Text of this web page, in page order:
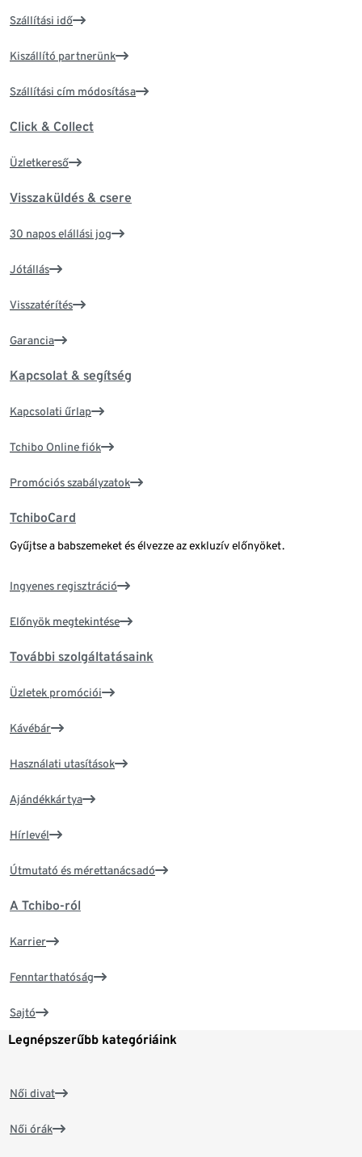
Szállítási idő
Kiszállító partnerünk
Szállítási cím módosítása
Click & Collect
Üzletkereső
Visszaküldés & csere
30 napos elállási jog
Jótállás
Visszatérítés
Garancia
Kapcsolat & segítség
Kapcsolati űrlap
Tchibo Online fiók
Promóciós szabályzatok
TchiboCard
Gyűjtse a babszemeket és élvezze az exkluzív előnyöket.
Ingyenes regisztráció
Előnyök megtekintése
További szolgáltatásaink
Üzletek promóciói
Kávébár
Használati utasítások
Ajándékkártya
Hírlevél
Útmutató és mérettanácsadó
A Tchibo-ról
Karrier
Fenntarthatóság
Sajtó
Legnépszerűbb kategóriáink
Női divat
Női órák